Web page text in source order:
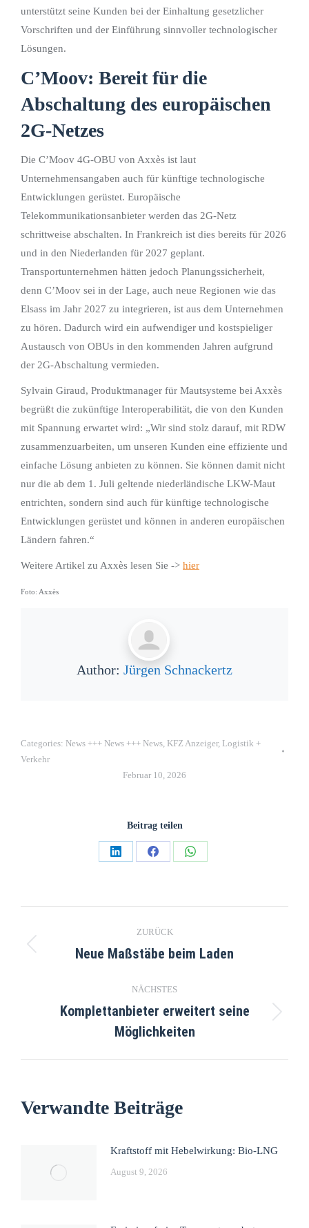
unterstützt seine Kunden bei der Einhaltung gesetzlicher
Vorschriften und der Einführung sinnvoller technologischer
Lösungen.
C’Moov: Bereit für die
Abschaltung des europäischen
2G-Netzes
Die C’Moov 4G-OBU von Axxès ist laut
Unternehmensangaben auch für künftige technologische
Entwicklungen gerüstet. Europäische
Telekommunikationsanbieter werden das 2G-Netz
schrittweise abschalten. In Frankreich ist dies bereits für 2026
und in den Niederlanden für 2027 geplant.
Transportunternehmen hätten jedoch Planungssicherheit,
denn C’Moov sei in der Lage, auch neue Regionen wie das
Elsass im Jahr 2027 zu integrieren, ist aus dem Unternehmen
zu hören. Dadurch wird ein aufwendiger und kostspieliger
Austausch von OBUs in den kommenden Jahren aufgrund
der 2G-Abschaltung vermieden.
Sylvain Giraud, Produktmanager für Mautsysteme bei Axxès
begrüßt die zukünftige Interoperabilität, die von den Kunden
mit Spannung erwartet wird: „Wir sind stolz darauf, mit RDW
zusammenzuarbeiten, um unseren Kunden eine effiziente und
einfache Lösung anbieten zu können. Sie können damit nicht
nur die ab dem 1. Juli geltende niederländische LKW-Maut
entrichten, sondern sind auch für künftige technologische
Entwicklungen gerüstet und können in anderen europäischen
Ländern fahren.“
Weitere Artikel zu Axxès lesen Sie -> hier
Foto: Axxès
Author: Jürgen Schnackertz
Categories: News +++ News +++ News KFZ Anzeiger, Logistik +
Verkehr
Februar 10, 2026
Beitrag teilen
ZURÜCK
Neue Maßstäbe beim Laden
NÄCHSTES
Komplettanbieter erweitert seine
Möglichkeiten
Verwandte Beiträge
Kraftstoff mit Hebelwirkung: Bio-LNG
August 9, 2026